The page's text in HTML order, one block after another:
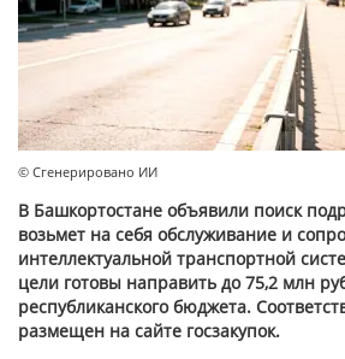
© Сгенерировано ИИ
В Башкортостане объявили поиск
возьмет на себя обслуживание и
интеллектуальной транспортной
цели готовы направить до 75,2 млн
республиканского бюджета.
размещен на сайте госзакупок.